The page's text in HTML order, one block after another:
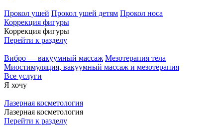
Прокол ушей Прокол ушей детям Прокол носа
Коррекция фигуры
Коррекция фигуры
Перейти к разделу
Вибро — вакуумный массаж Мезотерапия тела
Миостимуляция, вакуумный массаж и мезотерапия
Все услуги
Я хочу
Лазерная косметология
Лазерная косметология
Перейти к разделу